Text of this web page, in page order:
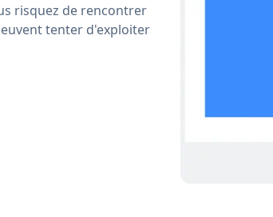
risquez de rencontrer
tenter d'exploiter